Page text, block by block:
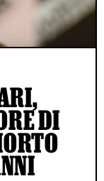
DI